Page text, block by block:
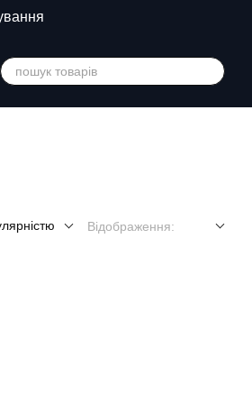
Відображення: